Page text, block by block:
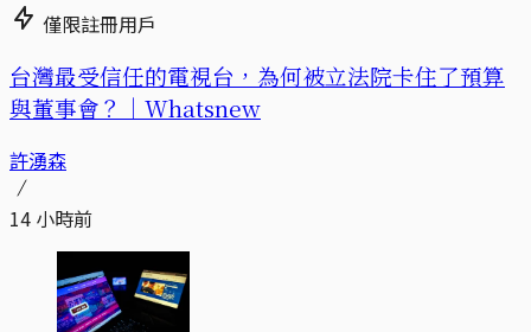
僅限註冊用戶
台灣最受信任的電視台，為何被立法院卡住了預算
與董事會？｜Whatsnew
許湧森
14 小時前